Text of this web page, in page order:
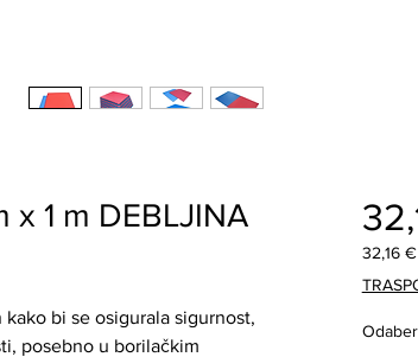
x 1 m DEBLJINA
bi se osigurala sigurnost,
posebno u borilačkim
32,16 €
32,16 €
za